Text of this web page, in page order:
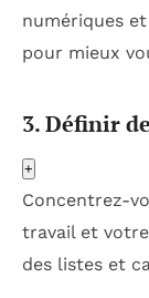
numériques
pour mieux
3. Définir
+
Concentrez-
travail et
des listes et